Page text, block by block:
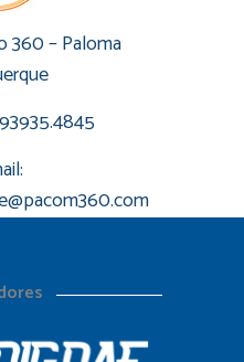
360 – Paloma